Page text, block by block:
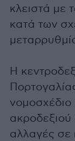
κλειστά με
κατά των
Η
νομοσχέδιο
ακροδεξιού
αλλαγές σε